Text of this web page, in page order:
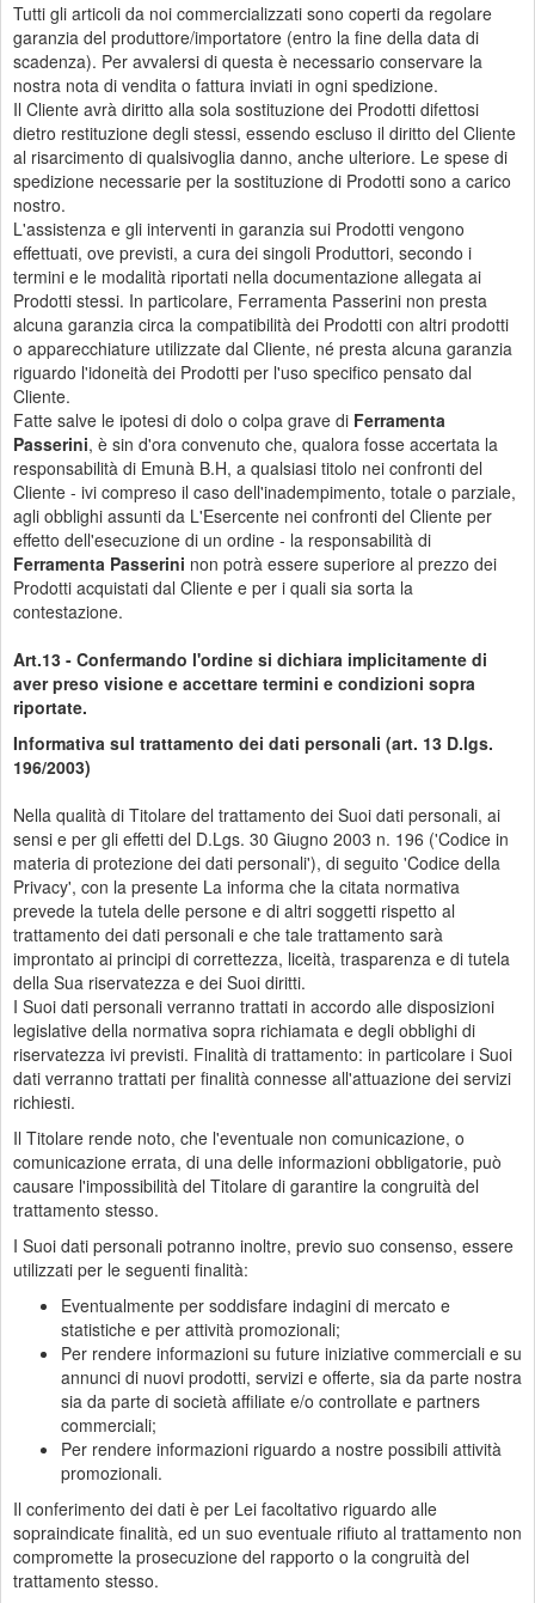
Tutti gli articoli da noi commercializzati sono coperti da regolare
garanzia del produttore/importatore (entro la fine della data di
scadenza). Per avvalersi di questa è necessario conservare la
nostra nota di vendita o fattura inviati in ogni spedizione.
Il Cliente avrà diritto alla sola sostituzione dei Prodotti difettosi
dietro restituzione degli stessi, essendo escluso il diritto del Cliente
al risarcimento di qualsivoglia danno, anche ulteriore. Le spese di
spedizione necessarie per la sostituzione di Prodotti sono a carico
nostro.
L'assistenza e gli interventi in garanzia sui Prodotti vengono
effettuati, ove previsti, a cura dei singoli Produttori, secondo i
termini e le modalità riportati nella documentazione allegata ai
Prodotti stessi. In particolare, Ferramenta Passerini non presta
alcuna garanzia circa la compatibilità dei Prodotti con altri prodotti
o apparecchiature utilizzate dal Cliente, né presta alcuna garanzia
riguardo l'idoneità dei Prodotti per l'uso specifico pensato dal
Cliente.
Fatte salve le ipotesi di dolo o colpa grave di Ferramenta
Passerini, è sin d'ora convenuto che, qualora fosse accertata la
responsabilità di Emunà B.H, a qualsiasi titolo nei confronti del
Cliente - ivi compreso il caso dell'inadempimento, totale o parziale,
agli obblighi assunti da L'Esercente nei confronti del Cliente per
effetto dell'esecuzione di un ordine - la responsabilità di
Ferramenta Passerini non potrà essere superiore al prezzo dei
Prodotti acquistati dal Cliente e per i quali sia sorta la
contestazione.
Art.13 - Confermando l'ordine si dichiara implicitamente di
aver preso visione e accettare termini e condizioni sopra
riportate.
Informativa sul trattamento dei dati personali (art. 13 D.lgs.
196/2003)
Nella qualità di Titolare del trattamento dei Suoi dati personali, ai
sensi e per gli effetti del D.Lgs. 30 Giugno 2003 n. 196 ('Codice in
materia di protezione dei dati personali'), di seguito 'Codice della
Privacy', con la presente La informa che la citata normativa
prevede la tutela delle persone e di altri soggetti rispetto al
trattamento dei dati personali e che tale trattamento sarà
improntato ai principi di correttezza, liceità, trasparenza e di tutela
della Sua riservatezza e dei Suoi diritti.
I Suoi dati personali verranno trattati in accordo alle disposizioni
legislative della normativa sopra richiamata e degli obblighi di
riservatezza ivi previsti. Finalità di trattamento: in particolare i Suoi
dati verranno trattati per finalità connesse all'attuazione dei servizi
richiesti.
Il Titolare rende noto, che l'eventuale non comunicazione, o
comunicazione errata, di una delle informazioni obbligatorie, può
causare l'impossibilità del Titolare di garantire la congruità del
trattamento stesso.
I Suoi dati personali potranno inoltre, previo suo consenso, essere
utilizzati per le seguenti finalità:
Eventualmente per soddisfare indagini di mercato e
statistiche e per attività promozionali;
Per rendere informazioni su future iniziative commerciali e su
annunci di nuovi prodotti, servizi e offerte, sia da parte nostra
sia da parte di società affiliate e/o controllate e partners
commerciali;
Per rendere informazioni riguardo a nostre possibili attività
promozionali.
Il conferimento dei dati è per Lei facoltativo riguardo alle
sopraindicate finalità, ed un suo eventuale rifiuto al trattamento non
compromette la prosecuzione del rapporto o la congruità del
trattamento stesso.